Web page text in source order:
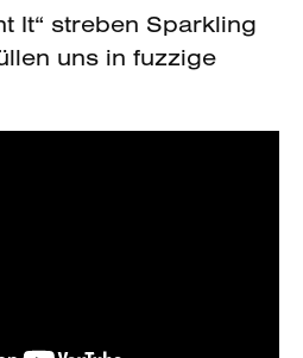
It“ streben Sparkling
uns in fuzzige